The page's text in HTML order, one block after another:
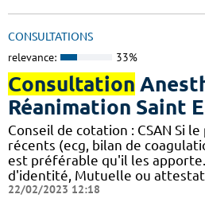
CONSULTATIONS
relevance: 33%
Consultation
Réanimation Saint
Conseil de cotation : CSAN Si
récents (ecg, bilan de
est préférable qu'il les
d'identité, Mutuelle ou
22/02/2023 12:18